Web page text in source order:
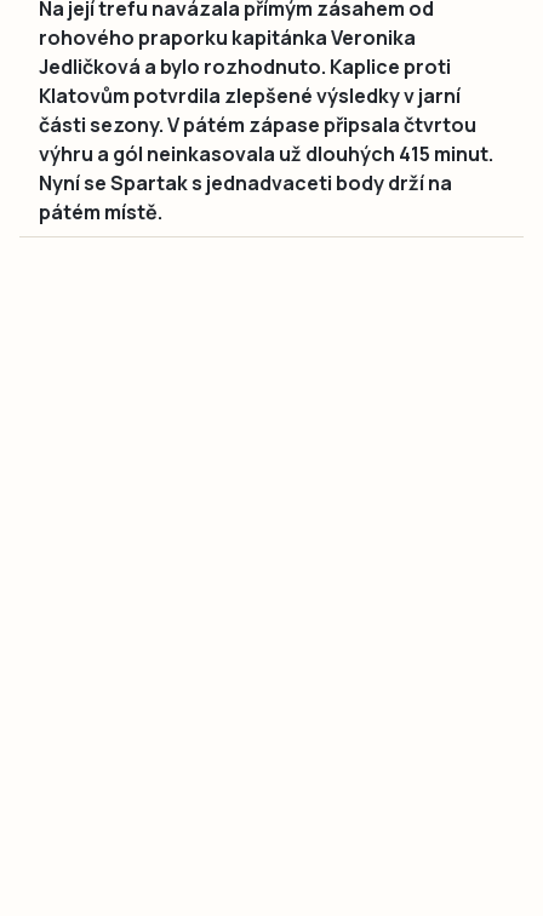
Na její trefu navázala přímým zásahem od
rohového praporku kapitánka Veronika
Jedličková a bylo rozhodnuto. Kaplice proti
Klatovům potvrdila zlepšené výsledky v jarní
části sezony. V pátém zápase připsala čtvrtou
výhru a gól neinkasovala už dlouhých 415 minut.
Nyní se Spartak s jednadvaceti body drží na
pátém místě.